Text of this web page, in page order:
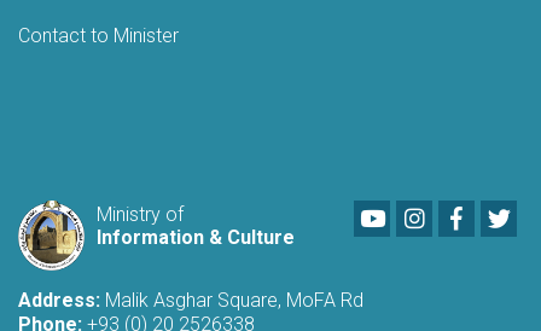
Contact to Minister
Ministry of
Information & Culture
YoutubeLinkedIn
Address: Malik Asghar Square, MoFA Rd
Phone: +93 (0) 20 2526338